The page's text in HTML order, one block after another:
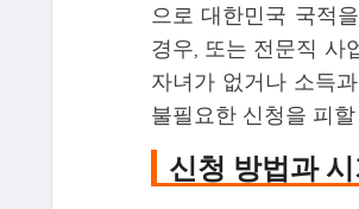
으로 대한민국 국적
경우, 또는 전문직 사
자녀가 없거나 소득
불필요한 신청을 피
신청 방법과 시